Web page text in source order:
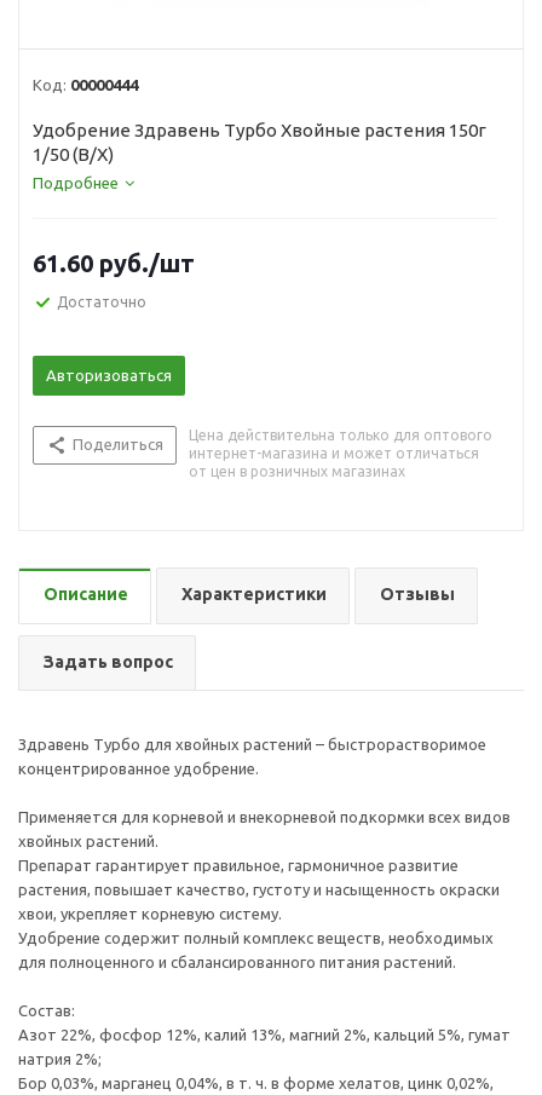
Код: 00000444
Удобрение Здравень Турбо Хвойные растения 150г
1/50 (В/Х)
Подробнее
61.60 руб./шт
Достаточно
Авторизоваться
Поделиться
Цена действительна только для оптового
интернет-магазина и может отличаться
от цен в розничных магазинах
Описание Характеристики Отзывы
Задать вопрос
Здравень Турбо для хвойных растений – быстрорастворимое
концентрированное удобрение.
Применяется для корневой и внекорневой подкормки всех видов
хвойных растений.
Препарат гарантирует правильное, гармоничное развитие
растения, повышает качество, густоту и насыщенность окраски
хвои, укрепляет корневую систему.
Удобрение содержит полный комплекс веществ, необходимых
для полноценного и сбалансированного питания растений.
Состав:
Азот 22%, фосфор 12%, калий 13%, магний 2%, кальций 5%, гумат
натрия 2%;
Бор 0,03%, марганец 0,04%, в т. ч. в форме хелатов, цинк 0,02%,